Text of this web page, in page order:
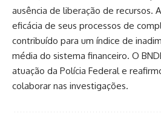
ausência de liberação de recursos.
eficácia de seus processos de
contribuído para um índice de
média do sistema financeiro. O
atuação da Polícia Federal e
colaborar nas investigações.